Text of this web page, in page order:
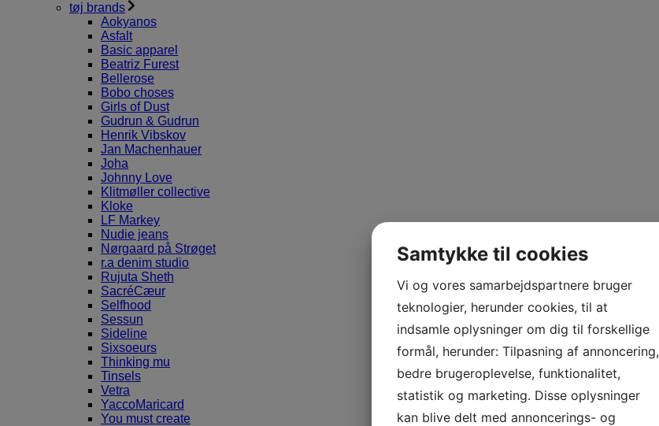
tøj brands
Aokyanos
Asfalt
Basic apparel
Beatriz Furest
Bellerose
Bobo choses
Girls of Dust
Gudrun & Gudrun
Henrik Vibskov
Jan Machenhauer
Joha
Johnny Love
Klitmøller collective
Kloke
LF Markey
Nudie jeans
Nørgaard på Strøget
r.a denim studio
Rujuta Sheth
SacréCæur
Selfhood
Sessun
Sideline
Sixsoeurs
Thinking mu
Tinsels
Vetra
YaccoMaricard
You must create
Samtykke til cookies
Vi og vores samarbejdspartnere bruger
teknologier, herunder cookies, til at
indsamle oplysninger om dig til forskellige
formål, herunder: Tilpasning af annoncering,
bedre brugeroplevelse, funktionalitet,
statistik og marketing. Disse oplysninger
kan blive delt med annoncerings- og